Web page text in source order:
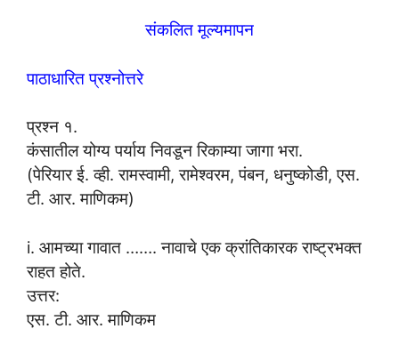
संकलित मूल्यमापन
पाठाधारित प्रश्नोत्तरे
प्रश्न १.
कंसातील योग्य पर्याय निवडून रिकाम्या जागा भरा.
(पेरियार ई. व्ही. रामस्वामी, रामेश्वरम, पंबन, धनुष्कोडी, एस.
टी. आर. माणिकम)
i. आमच्या गावात ……. नावाचे एक क्रांतिकारक राष्ट्रभक्त
राहत होते.
उत्तर:
एस. टी. आर. माणिकम